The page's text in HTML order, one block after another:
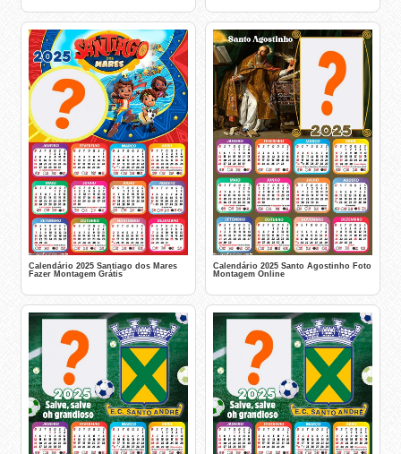
Calendário 2025 Santiago dos Mares
Fazer Montagem Grátis
Calendário 2025 Santo Agostinho Foto
Montagem Online